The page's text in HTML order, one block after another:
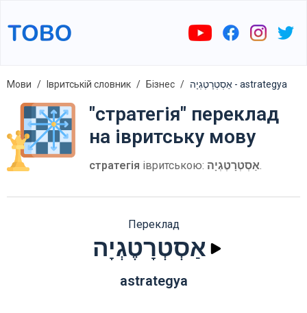
Мови Івритській словник Бізнес אַסְטְרָטֶגְיָה - astrategya
"стратегія" переклад
на івритську мову
стратегія івритською: אַסְטְרָטֶגְיָה.
Переклад
אַסְטְרָטֶגְיָה
astrategya